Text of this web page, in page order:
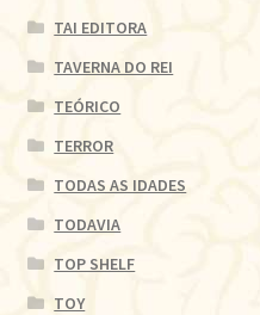
TAI EDITORA
TAVERNA DO REI
TEÓRICO
TERROR
TODAS AS IDADES
TODAVIA
TOP SHELF
TOY